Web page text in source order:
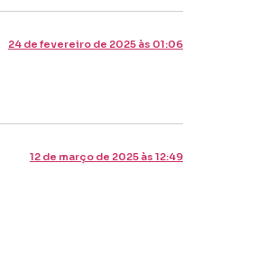
24 de fevereiro de 2025 às 01:06
12 de março de 2025 às 12:49